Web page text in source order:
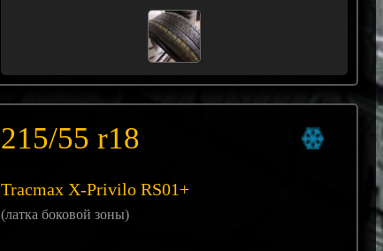
215/55 r18
Tracmax X-Privilo RS01+
(латка боковой зоны)